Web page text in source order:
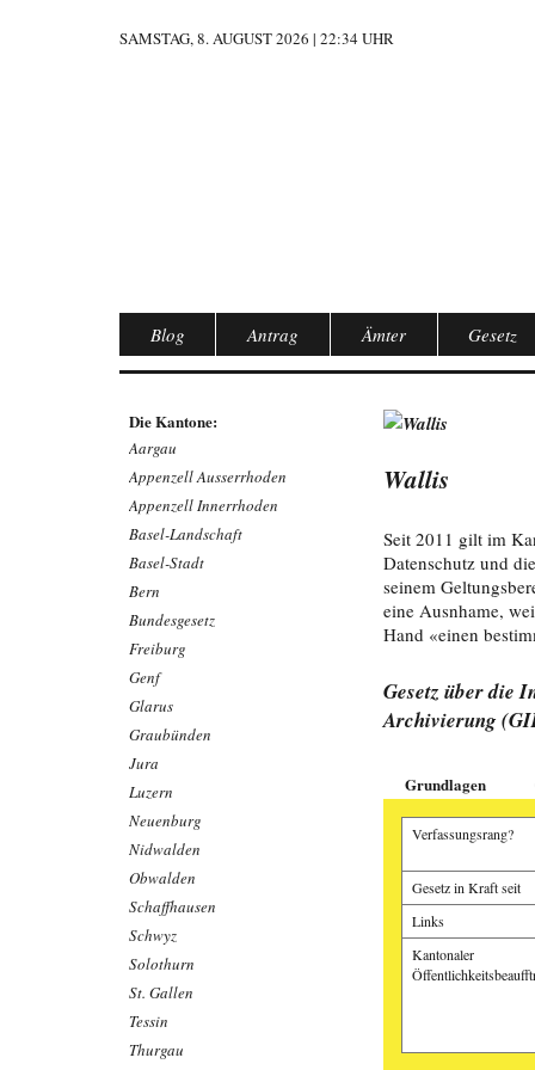
SAMSTAG, 8. AUGUST 2026 | 22:34 UHR
Blog Antrag Ämter Gesetz
Die Kantone:
Aargau
Appenzell Ausserrhoden
Appenzell Innerrhoden
Basel-Landschaft
Basel-Stadt
Bern
Bundesgesetz
Freiburg
Genf
Glarus
Graubünden
Jura
Luzern
Neuenburg
Nidwalden
Obwalden
Schaffhausen
Schwyz
Solothurn
St. Gallen
Tessin
Thurgau
Wallis
Seit 2011 gilt im
Datenschutz und
seinem
eine Ausnhame,
Hand «einen
Gesetz über die
Archivierung
Grundlagen
Verfassungsrang?
Gesetz in Kraft seit
Links
Kantonaler